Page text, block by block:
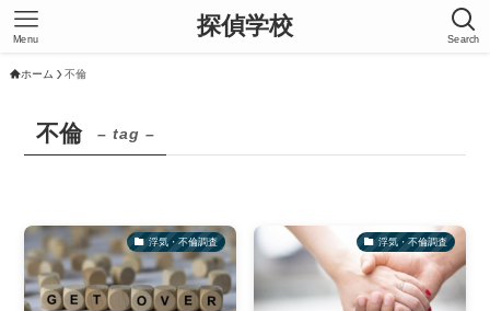
探偵学校 Search
Menu
ホーム 不倫
不倫 – tag –
浮気・不倫調査 浮気・不倫調査